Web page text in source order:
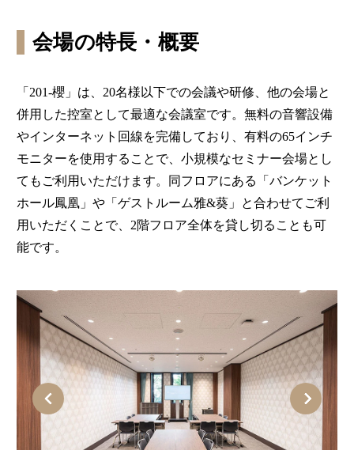
会場の特長・概要
「201-櫻」は、20名様以下での会議や研修、他の会場と
併用した控室として最適な会議室です。無料の音響設備
やインターネット回線を完備しており、有料の65インチ
モニターを使用することで、小規模なセミナー会場とし
てもご利用いただけます。同フロアにある「バンケット
ホール鳳凰」や「ゲストルーム雅&葵」と合わせてご利
用いただくことで、2階フロア全体を貸し切ることも可
能です。